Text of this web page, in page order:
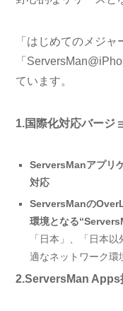
「はじめてのメジ
「
ています。
1.国際化対応バージ
ServersManアプリ
対応
ServersManの
環境となる
「日本」、「日本
適なネットワーク環
2.ServersMan Apps